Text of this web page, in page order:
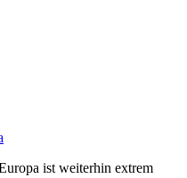
ist weiterhin extrem